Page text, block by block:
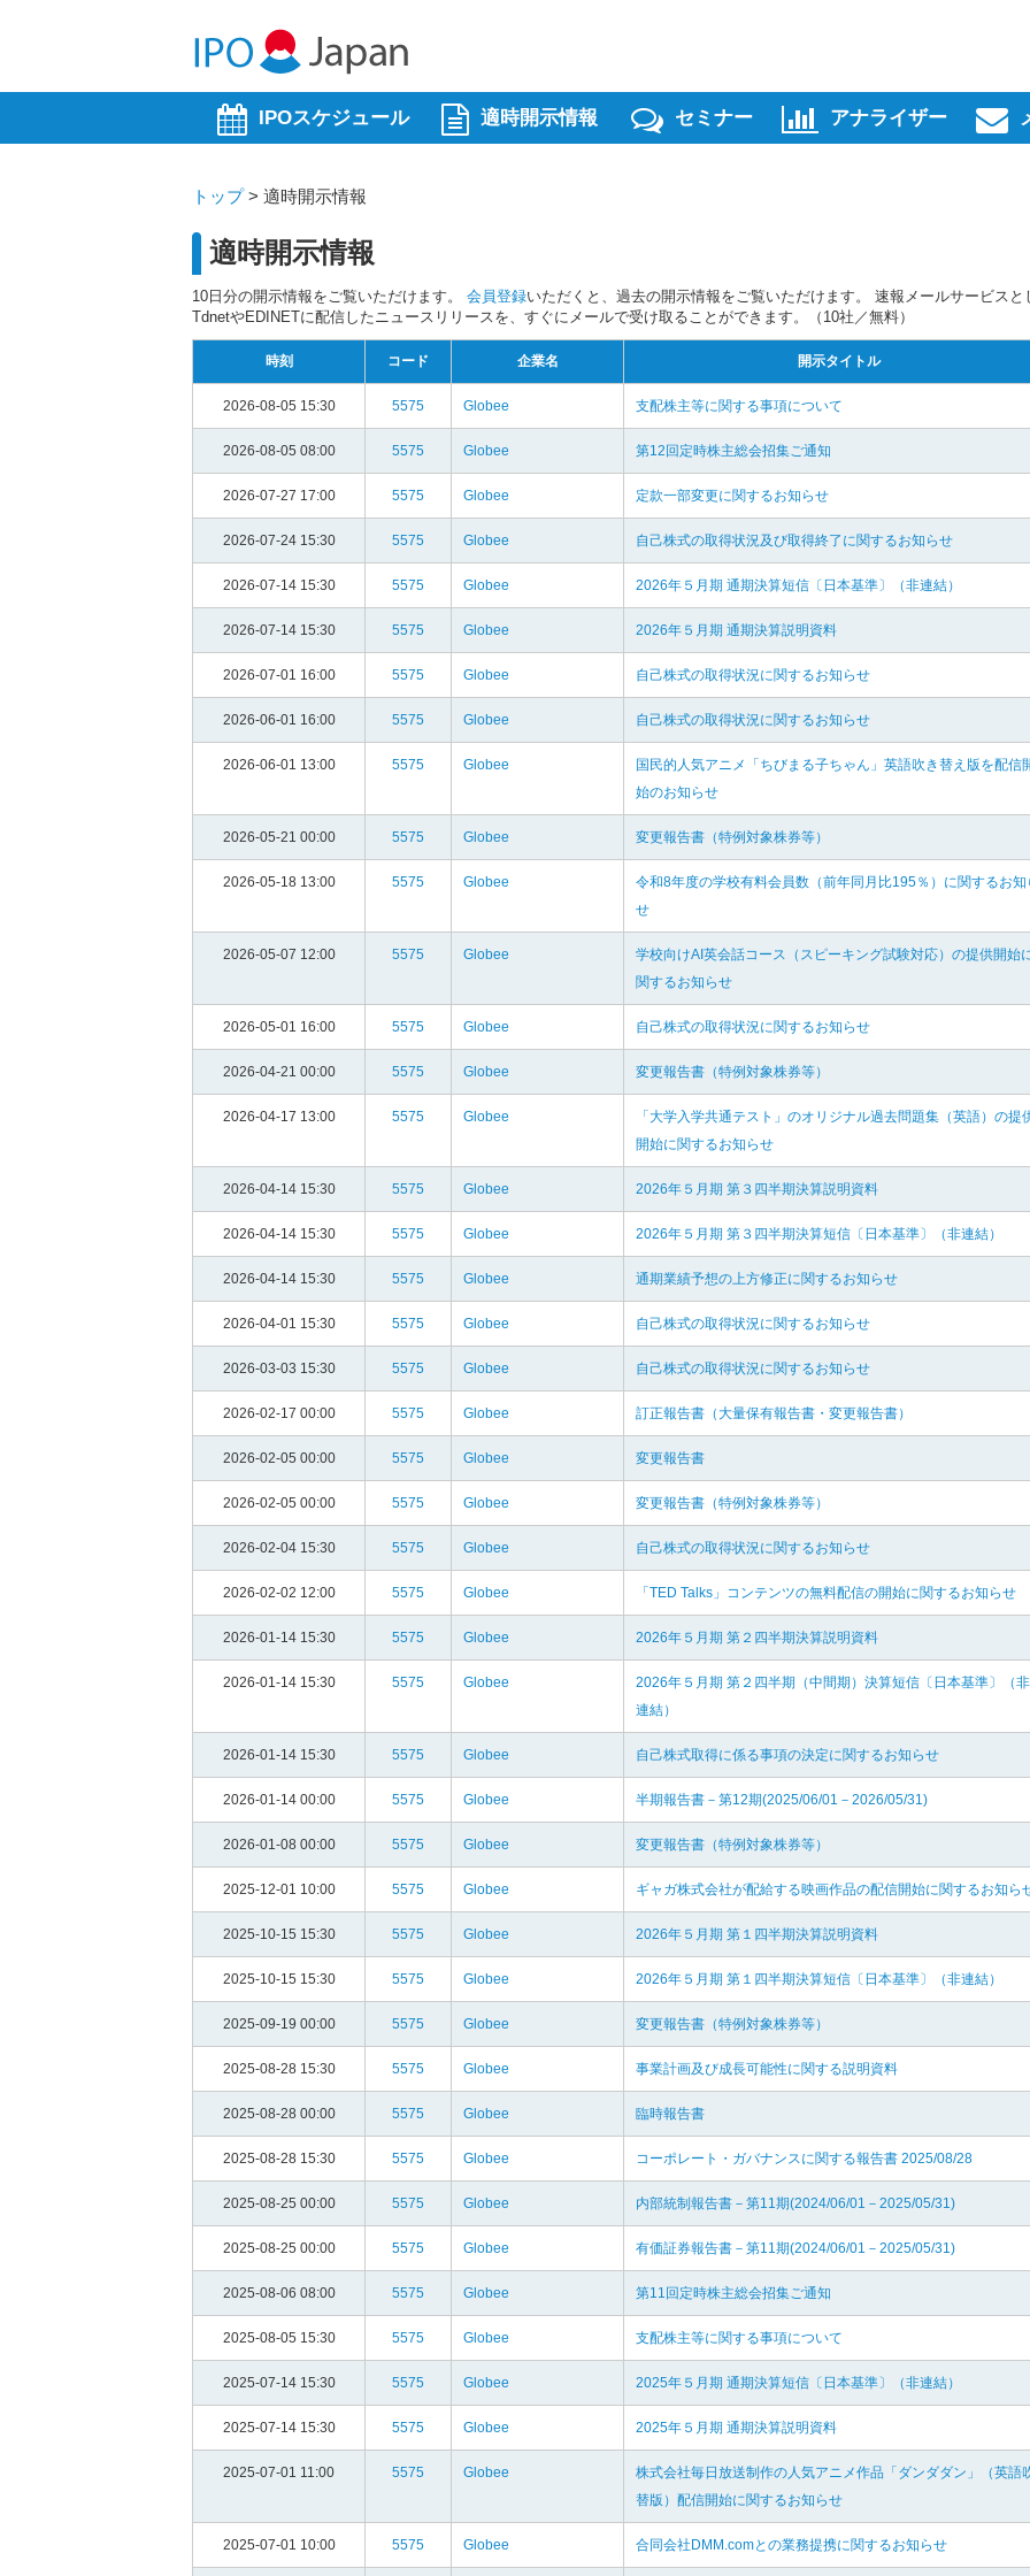
IPOスケジュール 適時開示情報 セミナー アナライザー
トップ> 適時開示情報
適時開示情報
10日分の開示情報をご覧いただけます。 会員登録いただくと、過去の開示情報をご覧いただけます。 速報メールサービスと
TdnetやEDINETに配信したニュースリリースを、すぐにメールで受け取ることができます。（10社／無料）
時刻 コード 企業名 開示タイトル
2026-08-05 15:30 5575 Globee 支配株主等に関する事項について
2026-08-05 08:00 5575 Globee 第12回定時株主総会招集ご通知
2026-07-27 17:00 5575 Globee 定款一部変更に関するお知らせ
2026-07-24 15:30 5575 Globee 自己株式の取得状況及び取得終了に関するお知らせ
2026-07-14 15:30 5575 Globee 2026年５月期 通期決算短信〔日本基準〕（非連結）
2026-07-14 15:30 5575 Globee 2026年５月期 通期決算説明資料
2026-07-01 16:00 5575 Globee 自己株式の取得状況に関するお知らせ
2026-06-01 16:00 5575 Globee 自己株式の取得状況に関するお知らせ
2026-06-01 13:00 5575 Globee
国民的人気アニメ「ちびまる子ちゃん」英語吹き替え版を配信
始のお知らせ
2026-05-21 00:00 5575 Globee 変更報告書（特例対象株券等）
2026-05-18 13:00 5575 Globee
令和8年度の学校有料会員数（前年同月比195％）に関するお知
せ
2026-05-07 12:00 5575 Globee
学校向けAI英会話コース（スピーキング試験対応）の提供開始
関するお知らせ
2026-05-01 16:00 5575 Globee 自己株式の取得状況に関するお知らせ
2026-04-21 00:00 5575 Globee 変更報告書（特例対象株券等）
2026-04-17 13:00 5575 Globee
「大学入学共通テスト」のオリジナル過去問題集（英語）の提
開始に関するお知らせ
2026-04-14 15:30 5575 Globee 2026年５月期 第３四半期決算説明資料
2026-04-14 15:30 5575 Globee 2026年５月期 第３四半期決算短信〔日本基準〕（非連結）
2026-04-14 15:30 5575 Globee 通期業績予想の上方修正に関するお知らせ
2026-04-01 15:30 5575 Globee 自己株式の取得状況に関するお知らせ
2026-03-03 15:30 5575 Globee 自己株式の取得状況に関するお知らせ
2026-02-17 00:00 5575 Globee 訂正報告書（大量保有報告書・変更報告書）
2026-02-05 00:00 5575 Globee 変更報告書
2026-02-05 00:00 5575 Globee 変更報告書（特例対象株券等）
2026-02-04 15:30 5575 Globee 自己株式の取得状況に関するお知らせ
2026-02-02 12:00 5575 Globee 「TED Talks」コンテンツの無料配信の開始に関するお知らせ
2026-01-14 15:30 5575 Globee 2026年５月期 第２四半期決算説明資料
2026-01-14 15:30 5575 Globee
2026年５月期 第２四半期（中間期）決算短信〔日本基準〕（非
連結）
2026-01-14 15:30 5575 Globee 自己株式取得に係る事項の決定に関するお知らせ
2026-01-14 00:00 5575 Globee 半期報告書－第12期(2025/06/01－2026/05/31)
2026-01-08 00:00 5575 Globee 変更報告書（特例対象株券等）
2025-12-01 10:00 5575 Globee ギャガ株式会社が配給する映画作品の配信開始に関するお知ら
2025-10-15 15:30 5575 Globee 2026年５月期 第１四半期決算説明資料
2025-10-15 15:30 5575 Globee 2026年５月期 第１四半期決算短信〔日本基準〕（非連結）
2025-09-19 00:00 5575 Globee 変更報告書（特例対象株券等）
2025-08-28 15:30 5575 Globee 事業計画及び成長可能性に関する説明資料
2025-08-28 00:00 5575 Globee 臨時報告書
2025-08-28 15:30 5575 Globee コーポレート・ガバナンスに関する報告書 2025/08/28
2025-08-25 00:00 5575 Globee 内部統制報告書－第11期(2024/06/01－2025/05/31)
2025-08-25 00:00 5575 Globee 有価証券報告書－第11期(2024/06/01－2025/05/31)
2025-08-06 08:00 5575 Globee 第11回定時株主総会招集ご通知
2025-08-05 15:30 5575 Globee 支配株主等に関する事項について
2025-07-14 15:30 5575 Globee 2025年５月期 通期決算短信〔日本基準〕（非連結）
2025-07-14 15:30 5575 Globee 2025年５月期 通期決算説明資料
2025-07-01 11:00 5575 Globee
株式会社毎日放送制作の人気アニメ作品「ダンダダン」（英語
替版）配信開始に関するお知らせ
2025-07-01 10:00 5575 Globee 合同会社DMM.comとの業務提携に関するお知らせ